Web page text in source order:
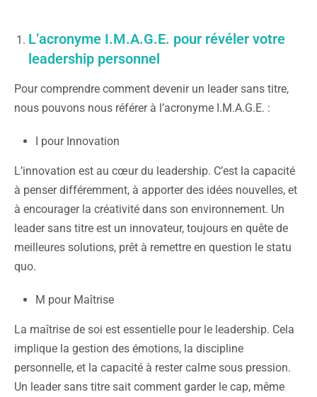
L’acronyme I.M.A.G.E. pour révéler votre
leadership personnel
Pour comprendre comment devenir un leader sans titre,
nous pouvons nous référer à l’acronyme I.M.A.G.E. :
I pour Innovation
L’innovation est au cœur du leadership. C’est la capacité
à penser différemment, à apporter des idées nouvelles, et
à encourager la créativité dans son environnement. Un
leader sans titre est un innovateur, toujours en quête de
meilleures solutions, prêt à remettre en question le statu
quo.
M pour Maîtrise
La maîtrise de soi est essentielle pour le leadership. Cela
implique la gestion des émotions, la discipline
personnelle, et la capacité à rester calme sous pression.
Un leader sans titre sait comment garder le cap, même